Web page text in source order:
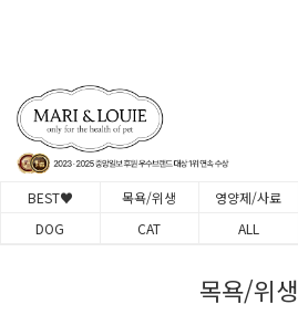
BEST♥ 목욕/위생 영양제/사료
DOG
CAT ALL
목욕/위생